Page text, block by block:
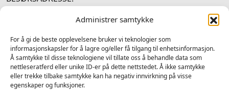
Administrer samtykke
For å gi de beste opplevelsene bruker vi teknologier som
informasjonskapsler for å lagre og/eller få tilgang til enhetsinformasjon.
Å samtykke til disse teknologiene vil tillate oss å behandle data som
nettleseratferd eller unike ID-er på dette nettstedet. Å ikke samtykke
eller trekke tilbake samtykke kan ha negativ innvirkning på visse
egenskaper og funksjoner.
SOSIALE MEDIER
Følg oss på sosiale medium for nyheiter og tilbod
FacebookInstagram